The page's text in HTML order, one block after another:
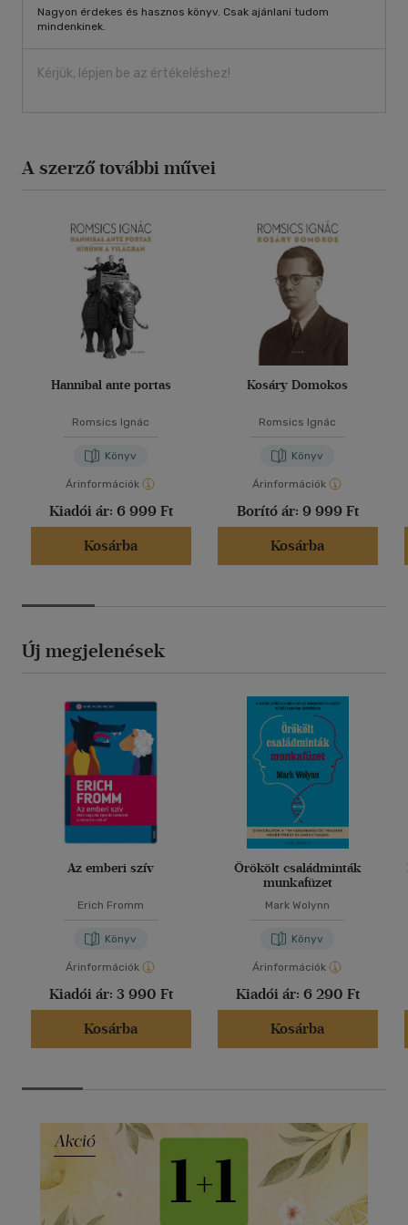
Nagyon érdekes és hasznos könyv. Csak ajánlani tudom
mindenkinek.
Kérjük, lépjen be az értékeléshez!
A szerző további művei
Hannibal ante portas
Romsics Ignác
Könyv
Árinformációk
Kiadói ár: 6 999 Ft
Kosárba
Kosáry Domokos
Romsics Ignác
Könyv
Árinformációk
Borító ár: 9 999 Ft
Kosárba
Új megjelenések
Az emberi szív
Erich Fromm
Könyv
Árinformációk
Kiadói ár: 3 990 Ft
Kosárba
Örökölt családminták
munkafüzet
Mark Wolynn
Könyv
Árinformációk
Kiadói ár: 6 290 Ft
Kosárba